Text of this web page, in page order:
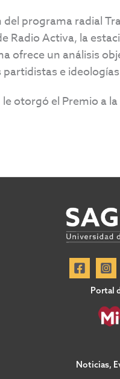
programa radial
Radio Activa, la
ofrece un análisis
e
otorgó el Premio a la
Portal
Noticias,